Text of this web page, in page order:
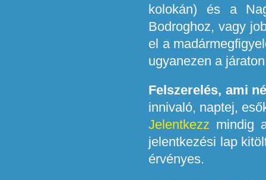
kolokán) és a
Bodroghoz, vagy
el a
ugyanezen a
Felszerelés, ami
innivaló, naptej,
Jelentkezz mindig
jelentkezési lap
érvényes.